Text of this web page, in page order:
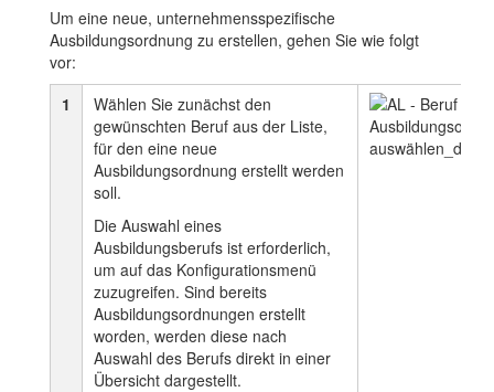
Um eine neue, unternehmensspezifische
Ausbildungsordnung zu erstellen, gehen Sie wie folgt
vor:
1
Wählen Sie zunächst den
gewünschten Beruf aus der Liste,
für den eine neue
Ausbildungsordnung erstellt werden
soll.
Die Auswahl eines
Ausbildungsberufs ist erforderlich,
um auf das Konfigurationsmenü
zuzugreifen. Sind bereits
Ausbildungsordnungen erstellt
worden, werden diese nach
Auswahl des Berufs direkt in einer
Übersicht dargestellt.